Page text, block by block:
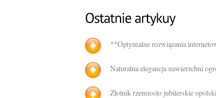
**Optymalne rozwiązania
Naturalna elegancja nawierzchni
Złotnik rzemiosło jubilerskie